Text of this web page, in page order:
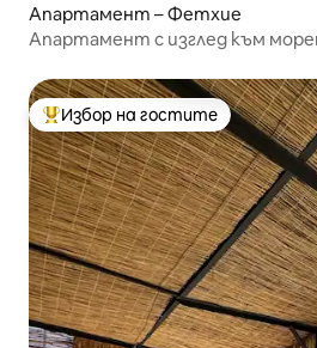
Апартамент – Фетхие
Апартамент с изглед към
Най-популярен избор на
Избор на гостите